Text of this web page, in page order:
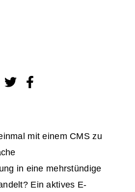
mit einem CMS zu
in eine mehrstündige
Einaktives E-